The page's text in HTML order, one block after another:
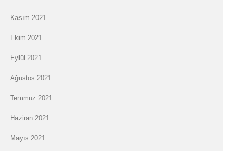
Kasım 2021
Ekim 2021
Eylül 2021
Ağustos 2021
Temmuz 2021
Haziran 2021
Mayıs 2021